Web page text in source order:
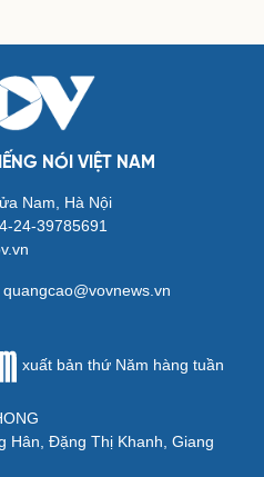
Câu chuyện thời sự
Đọc truyện đêm khuya
Cửa sổ tình yêu
NÓI VIỆT NAM
Nam, Hà Nội
24-39785691
xuất bản thứ Năm hàng tuần
Hân, Đặng Thị Khanh, Giang